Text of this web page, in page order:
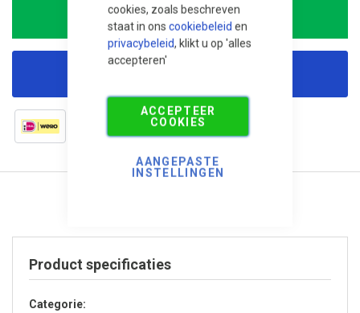
cookies, zoals beschreven
staat in ons cookiebeleid en
privacybeleid, klikt u op 'alles
accepteren'
ACCEPTEER
COOKIES
AANGEPASTE
INSTELLINGEN
In Winkelwagen
Product specificaties
Categorie